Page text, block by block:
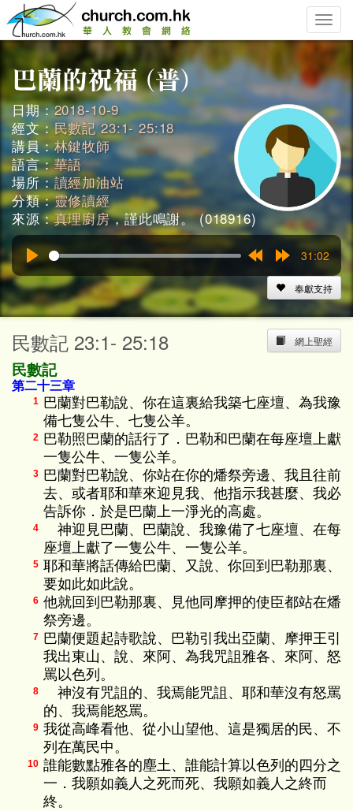
Toggle
日期：2018-10-9
經文：民數記 23:1- 25:18
講員：林鍵牧師
語言：華語
場所：讀經加油站
分類：靈修讀經
來源：真理廚房，謹此鳴謝。 (018916)
Play
15s
15s
31:02
奉獻支持
網上聖經
民數記 23:1- 25:18
民數記
第二十三章
1
巴蘭對巴勒說、你在這裏給我築七座壇、為我豫
備七隻公牛、七隻公羊。
2
巴勒照巴蘭的話行了．巴勒和巴蘭在每座壇上獻
一隻公牛、一隻公羊。
3
巴蘭對巴勒說、你站在你的燔祭旁邊、我且往前
去、或者耶和華來迎見我、他指示我甚麼、我必
告訴你．於是巴蘭上一淨光的高處。
4
神迎見巴蘭、巴蘭說、我豫備了七座壇、在每
座壇上獻了一隻公牛、一隻公羊。
5 耶和華將話傳給巴蘭、又說、你回到巴勒那裏、
要如此如此說。
6 他就回到巴勒那裏、見他同摩押的使臣都站在燔
祭旁邊。
7
巴蘭便題起詩歌說、巴勒引我出亞蘭、摩押王引
我出東山、說、來阿、為我咒詛雅各、來阿、怒
罵以色列。
8
神沒有咒詛的、我焉能咒詛、耶和華沒有怒罵
的、我焉能怒罵。
9 我從高峰看他、從小山望他、這是獨居的民、不
列在萬民中。
10 誰能數點雅各的塵土、誰能計算以色列的四分之
一．我願如義人之死而死、我願如義人之終而
終。